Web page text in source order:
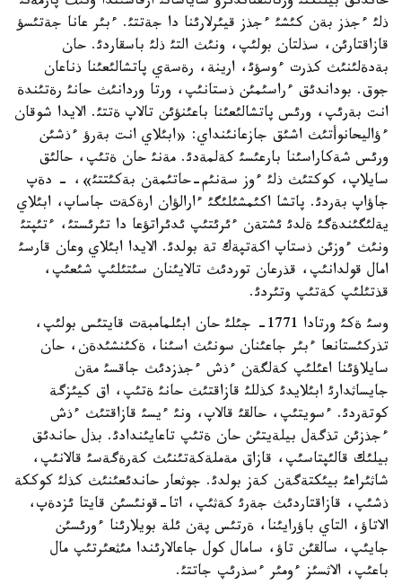
ذلئ ءجذز بةن كئشئ ءجذز قيئرلارئنا دا جةتتئ. ءبئر عانا جةتئسؤ
قازاقتارئن، سذلتان بولئپ، ونئث التئ ذلئ باسقاردئ. حان
بةدةلئنئث كذرت ءوسؤئ، ارينة، رةسةي پاتشالئعئنا ذناعان
جوق. بوداندئق ءراسئمئن ذستانئپ، ورتا وردانئث حانئ رةتئندة
انت بةرئپ، ورئس پاتشالئعئنا باعئنؤئن تالاپ ةتتئ. الايدا شوقان
ءؤاليحانوأتئث اشئق جازعانئنداي: «ابئلاي انت بةرؤ ءذشئن
ورئس شةكاراسئنا بارعئسئ كةلمةدئ. مةنئ حان ةتئپ، حالئق
سايلاپ، كوكتئث ذلئ ءوز سةنئم-حاتئمةن بةكئتتئ»، - دةپ
جاؤاپ بةردئ. پاتشا اكئمشئلئگئ ءارالؤان ارةكةت جاساپ، ابئلاي
يةلئگئندةگئ ةلدئ ئشتةن ءئرئتئپ ئدئراتؤعا دا تئرئستئ، ءتئپتئ
ونئث ءوزئن ذستاپ اكةتپةك تة بولدئ. الايدا ابئلاي وعان قارسئ
امال قولدانئپ، قذرعان توردئث تالايئنان سئتئلئپ شئعئپ،
قذتئلئپ كةتئپ وتئردئ.
وسئ ةكئ ورتادا 1771- جئلئ حان ابئلمامبةت قايتئس بولئپ،
تذركئستانعا ءبئر جاعئنان سونئث اسئنا، ةكئنشئدةن، حان
سايلاؤئنا اعئلئپ كةلگةن ءذش ءجذزدئث جاقسئ مةن
جايساثدارئ ابئلايدئ كذللئ قازاقتئث حانئ ةتئپ، اق كيئزگة
كوتةردئ. ءسويتئپ، حالقئ قالاپ، ونئ ءيسئ قازاقتئث ءذش
ءجذزئن تذگةل بيلةيتئن حان ةتئپ تاعايئندادئ. بذل حاندئق
بيلئك قالئپتاسئپ، قازاق مةملةكةتئنئث كةرةگةسئ قالانئپ،
شاثئراعئ بيئكتةگةن كةز بولدئ. جوثعار حاندئعئنئث كذلئ كوككة
ذشئپ، قازاقتاردئث جةرئ كةثئپ، اتا-قونئسئن قايتا ئزدةپ،
الاتاؤ، التاي باؤرايئنا، ةرتئس پةن ئلة بويلارئنا ءورئسئن
جايئپ، سالقئن تاؤ، سامال كول جاعالارئندا مئثعئرتئپ مال
باعئپ، الاثسئز ءومئر ءسذرئپ جاتتئ.